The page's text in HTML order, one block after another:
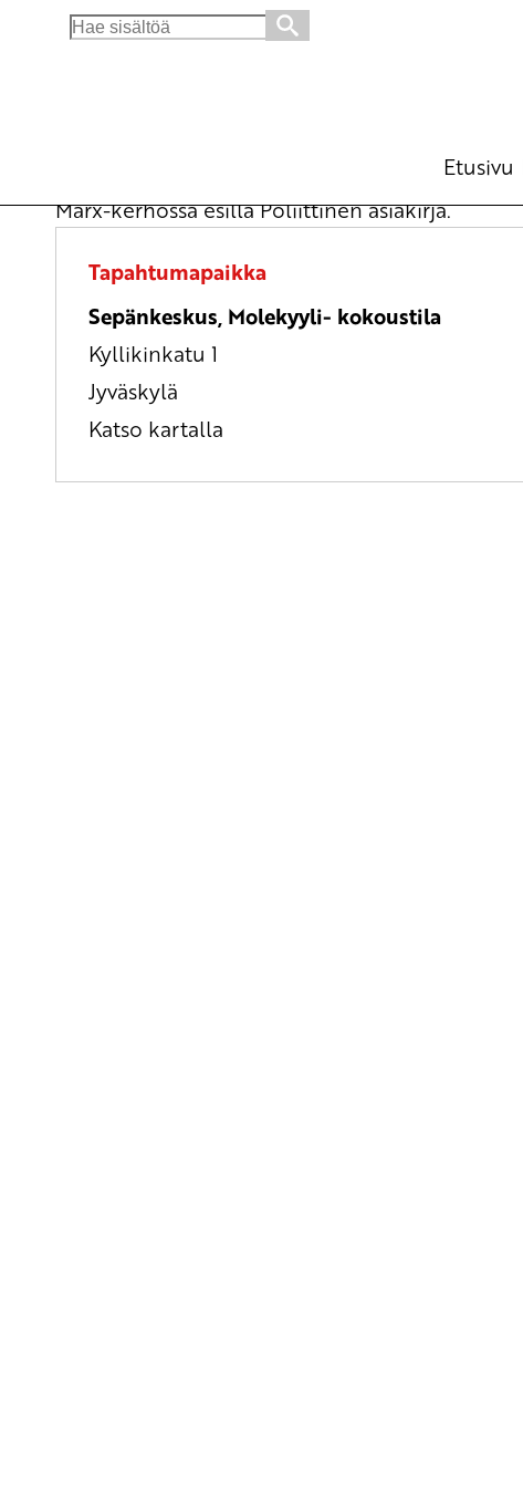
Search
Etusivu
Marx-kerhossa esillä Poliittinen asiakirja.
Tapahtumapaikka
Sepänkeskus, Molekyyli- kokoustila
Kyllikinkatu 1
Jyväskylä
Katso kartalla